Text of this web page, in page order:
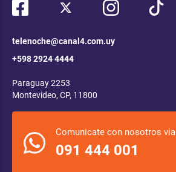
telenoche@canal4.com.uy
+598 2924 4444
Paraguay 2253
Montevideo, CP, 11800
Comunicate con nosotros via
091 444 001